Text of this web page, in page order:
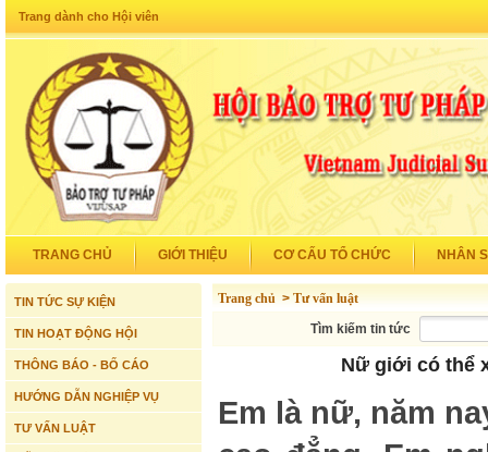
Trang dành cho Hội viên
TRANG CHỦ GIỚI THIỆU CƠ CẤU TỔ CHỨC NHÂN
TIN TỨC SỰ KIỆN
TIN HOẠT ĐỘNG HỘI
THÔNG BÁO - BỐ CÁO
HƯỚNG DẪN NGHIỆP VỤ
TƯ VẤN LUẬT
Trang chủ > Tư vấn luật
Tìm kiếm tin tức
Nữ giới có thể
Em là nữ, năm